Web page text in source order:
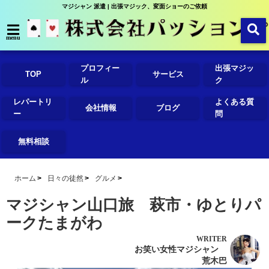
マジシャン 派遣 | 出張マジック、変面ショーのご依頼
menu
TOP
プロフィー
ル
サービス
出張マジッ
ク
レパートリ
ー
会社情報 ブログ
よくある質
問
無料相談
ホーム 日々の徒然 グルメ
マジシャン山口旅 萩市・ゆとりパ
ークたまがわ
WRITER
お笑い女性マジシャン
荒木巴